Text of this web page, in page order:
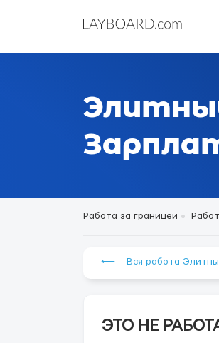
Работа за границей
⟵ Вся работа
ЭТО НЕ